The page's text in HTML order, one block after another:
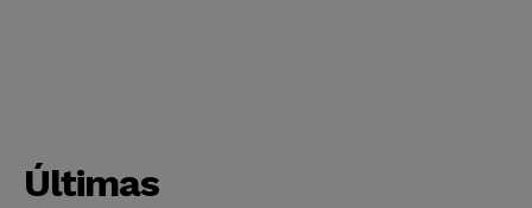
Últimas